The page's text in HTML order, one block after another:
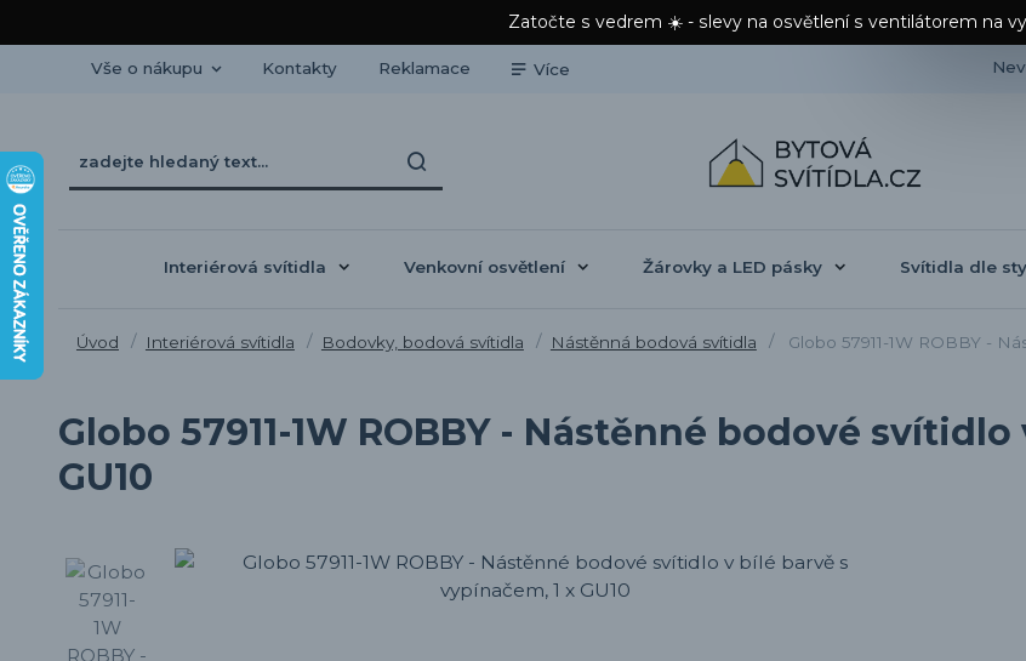
Zatočte s vedrem ☀️ - slevy na osvětlení s ventilátorem na
Vše o nákupu Kontakty Reklamace Více
Interiérová svítidla Venkovní osvětlení Žárovky a LED pásky Svítidla dle
Úvod Interiérová svítidla Bodovky, bodová svítidla Nástěnná bodová svítidla Globo 57911-1W ROBBY -
Globo 57911-1W ROBBY - Nástěnné bodové
GU10